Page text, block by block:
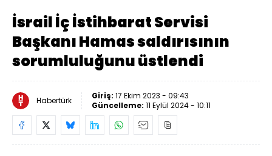
İsrail İç İstihbarat Servisi
Başkanı Hamas saldırısının
sorumluluğunu üstlendi
Habertürk Giriş: 17 Ekim 2023 - 09:43
Güncelleme: 11 Eylül 2024 - 10:11